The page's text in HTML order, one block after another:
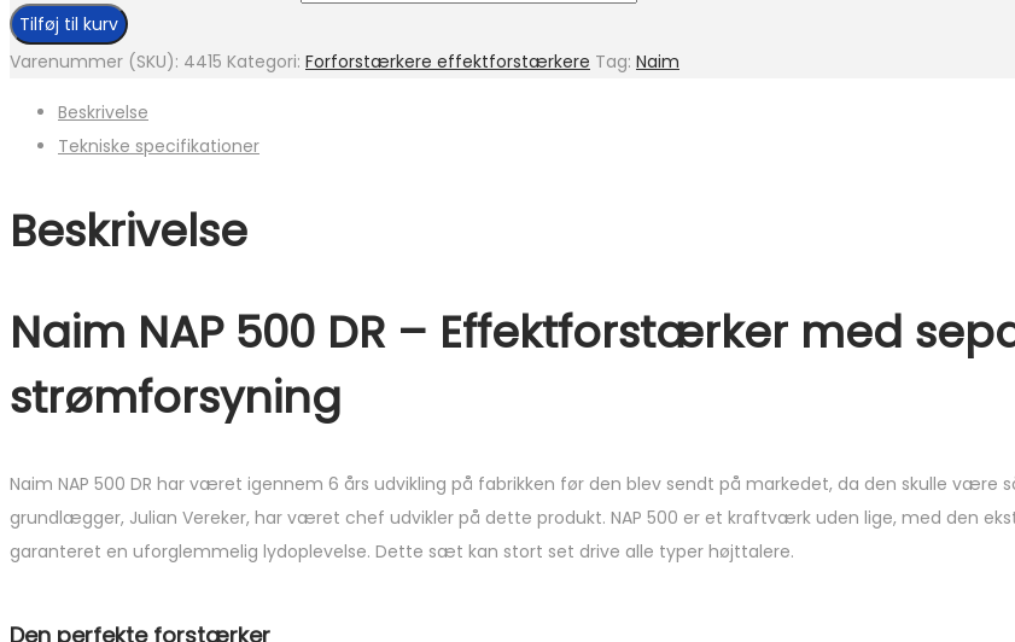
Tilføj til kurv
Varenummer (SKU): 4415 Kategori: Forforstærkere effektforstærkere Tag: Naim
Beskrivelse
Tekniske specifikationer
Beskrivelse
Naim NAP 500 DR – Effektforstærker med
strømforsyning
Naim NAP 500 DR har været igennem 6 års udvikling på fabrikken før den blev sendt på markedet, da den skulle være
grundlægger, Julian Vereker, har været chef udvikler på dette produkt. NAP 500 er et kraftværk uden lige, med den
garanteret en uforglemmelig lydoplevelse. Dette sæt kan stort set drive alle typer højttalere.
Den perfekte forstærker